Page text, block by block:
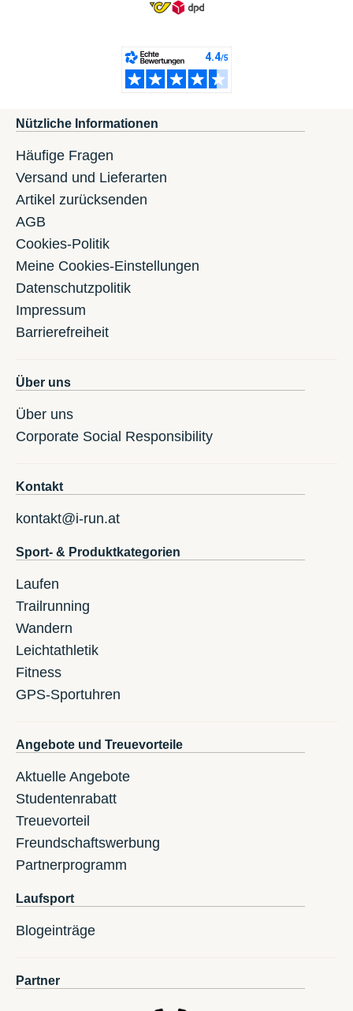
Nützliche Informationen
Häufige Fragen
Versand und Lieferarten
Artikel zurücksenden
AGB
Cookies-Politik
Meine Cookies-Einstellungen
Datenschutzpolitik
Impressum
Barrierefreiheit
Über uns
Über uns
Corporate Social Responsibility
Kontakt
kontakt@i-run.at
Sport- & Produktkategorien
Laufen
Trailrunning
Wandern
Leichtathletik
Fitness
GPS-Sportuhren
Angebote und Treuevorteile
Aktuelle Angebote
Studentenrabatt
Treuevorteil
Freundschaftswerbung
Partnerprogramm
Laufsport
Blogeinträge
Partner